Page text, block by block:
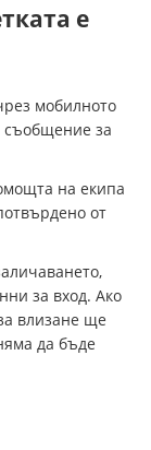
е
мобилното
съобщение за
на екипа
от
за вход. Ако
влизане ще
да бъде